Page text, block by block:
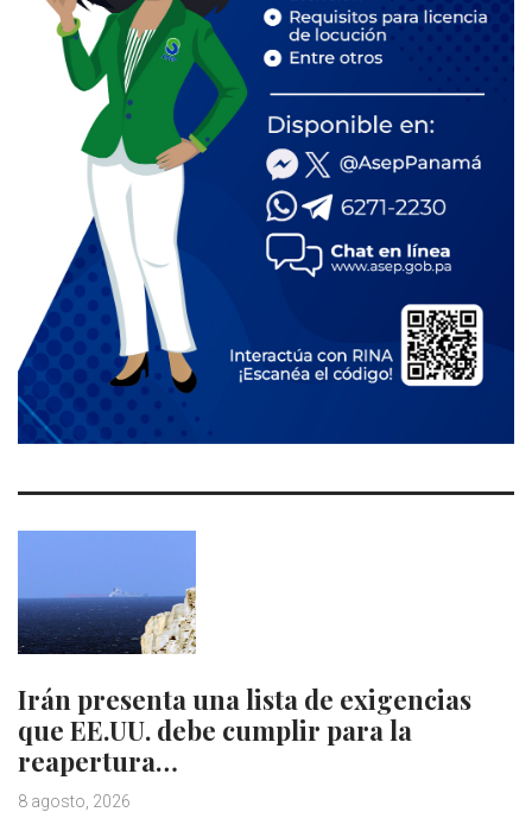
Irán presenta una lista de exigencias
que EE.UU. debe cumplir para la
reapertura…
8 agosto, 2026